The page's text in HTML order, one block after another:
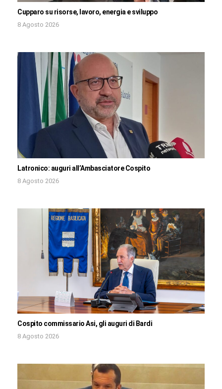
Cupparo su risorse, lavoro, energia e sviluppo
8 Agosto 2026
Latronico: auguri all’Ambasciatore Cospito
8 Agosto 2026
Cospito commissario Asi, gli auguri di Bardi
8 Agosto 2026